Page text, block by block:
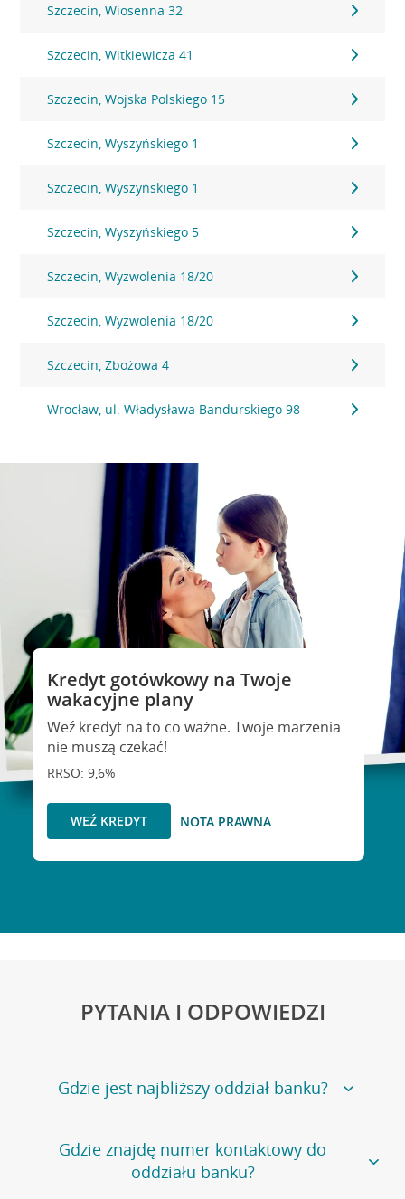
Szczecin, Wiosenna 32
Szczecin, Witkiewicza 41
Szczecin, Wojska Polskiego 15
Szczecin, Wyszyńskiego 1
Szczecin, Wyszyńskiego 1
Szczecin, Wyszyńskiego 5
Szczecin, Wyzwolenia 18/20
Szczecin, Wyzwolenia 18/20
Szczecin, Zbożowa 4
Wrocław, ul. Władysława Bandurskiego 98
Kredyt gotówkowy na Twoje
wakacyjne plany
Weź kredyt na to co ważne. Twoje marzenia
nie muszą czekać!
RRSO: 9,6%
WEŹ KREDYT NOTA PRAWNA
PYTANIA I ODPOWIEDZI
Gdzie jest najbliższy oddział banku?
Jeśli szukasz oddziału naszego banku, zapraszamy na
stronęPlacówki i bankomaty, na której znajduje się
wygodna wyszukiwarka.
Gdzie znajdę numer kontaktowy do
oddziału banku?